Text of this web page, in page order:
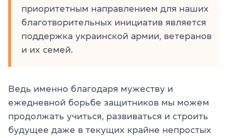
приоритетным направлением для наших
благотворительных инициатив является
поддержка украинской армии, ветеранов
и их семей.
Ведь именно благодаря мужеству и
ежедневной борьбе защитников мы можем
продолжать учиться, развиваться и строить
будущее даже в текущих крайне непростых